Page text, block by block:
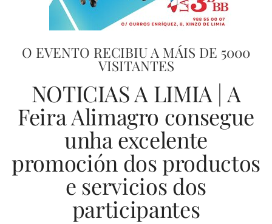
O EVENTO RECIBIU A MÁIS DE 5000
VISITANTES
NOTICIAS A LIMIA | A
Feira Alimagro consegue
unha excelente
promoción dos productos
e servicios dos
participantes